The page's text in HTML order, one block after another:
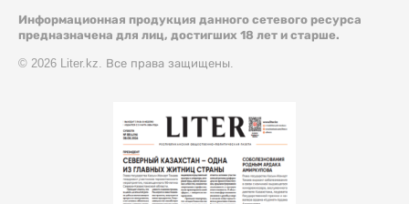
Информационная продукция данного сетевого ресурса
предназначена для лиц, достигших 18 лет и старше.
© 2026 Liter.kz. Все права защищены.